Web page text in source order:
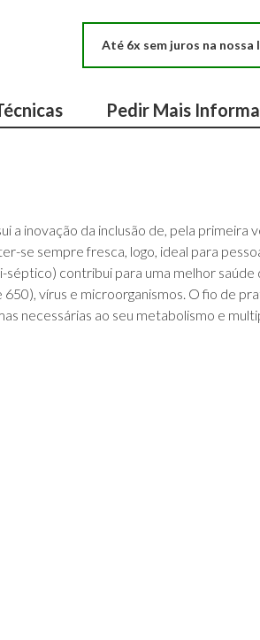
Até 6x sem juros na
Pedir Mais
a inovação da inclusão de, pela primeira
se sempre fresca, logo, ideal para
contribui para uma melhor saúde
vírus e microorganismos. O fio de
necessárias ao seu metabolismo e